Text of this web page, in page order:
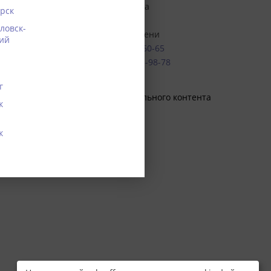
Понедельник-пятница
по московскому времени
8 (495) 295-60-65
8 (925) 815-98-78
текстового и визуального контента